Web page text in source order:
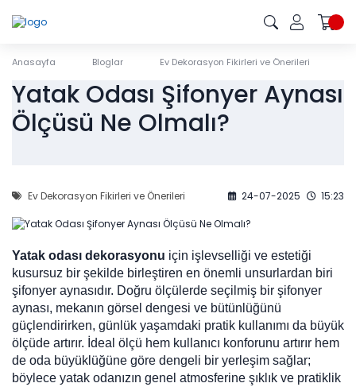
Anasayfa Bloglar Ev Dekorasyon Fikirleri ve Önerileri
Yatak Odası Şifonyer Aynası
Ölçüsü Ne Olmalı?
Ev Dekorasyon Fikirleri ve Önerileri 24-07-2025 15:23
Yatak odası dekorasyonu için işlevselliği ve estetiği
kusursuz bir şekilde birleştiren en önemli unsurlardan biri
şifonyer aynasıdır. Doğru ölçülerde seçilmiş bir şifonyer
aynası, mekanın görsel dengesi ve bütünlüğünü
güçlendirirken, günlük yaşamdaki pratik kullanımı da büyük
ölçüde artırır. İdeal ölçü hem kullanıcı konforunu artırır hem
de oda büyüklüğüne göre dengeli bir yerleşim sağlar;
böylece yatak odanızın genel atmosferine şıklık ve pratiklik